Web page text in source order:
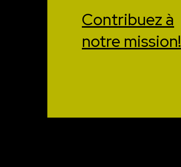
Contribuez à
notre mission!